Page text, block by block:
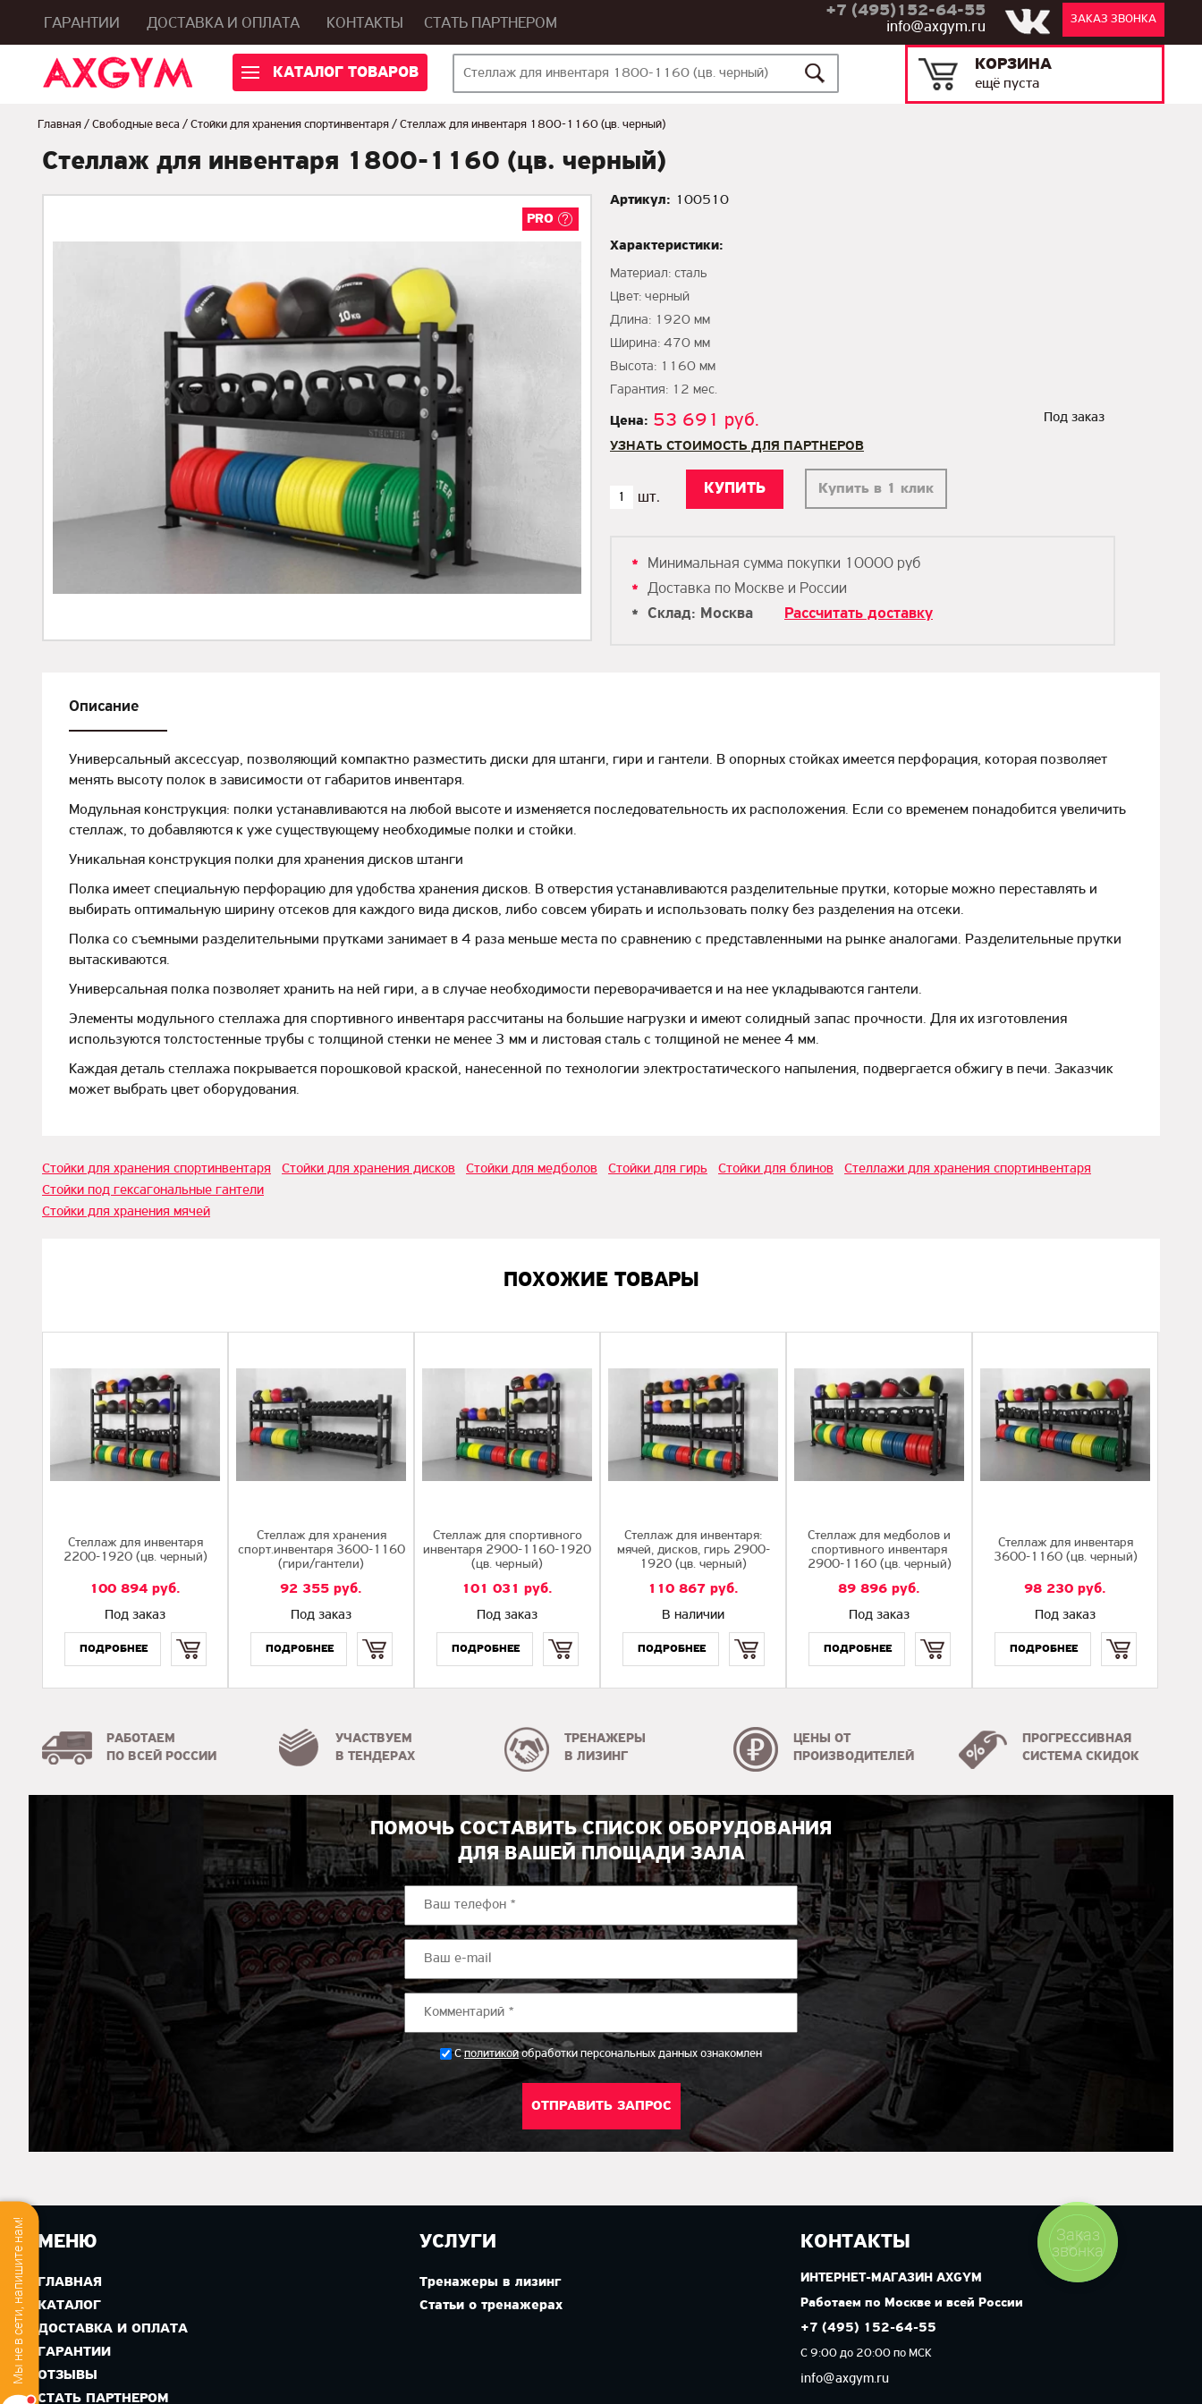
ГАРАНТИИ ДОСТАВКА И ОПЛАТА КОНТАКТЫ СТАТЬ ПАРТНЕРОМ ЗАКАЗ ЗВОНКА
+7 (495)152-64-55
info@axgym.ru
КАТАЛОГ ТОВАРОВ КОРЗИНА
ещё пуста
Главная / Свободные веса / Стойки для хранения спортинвентаря / Стеллаж для инвентаря 1800-1160 (цв. черный)
Стеллаж для инвентаря 1800-1160 (цв. черный)
PRO
Артикул: 100510
Характеристики:
Материал: сталь
Цвет: черный
Длина: 1920 мм
Ширина: 470 мм
Высота: 1160 мм
Гарантия: 12 мес.
Цена: 53 691 руб.
Под заказ
УЗНАТЬ СТОИМОСТЬ ДЛЯ ПАРТНЕРОВ
Купить в 1 клик
Минимальная сумма покупки 10000 руб
Доставка по Москве и России
Склад: Москва
Рассчитать доставку
Описание
Универсальный аксессуар, позволяющий компактно разместить диски для штанги, гири и гантели. В опорных стойках имеется перфорация, которая позволяет
менять высоту полок в зависимости от габаритов инвентаря.
Модульная конструкция: полки устанавливаются на любой высоте и изменяется последовательность их расположения. Если со временем понадобится увеличить
стеллаж, то добавляются к уже существующему необходимые полки и стойки.
Уникальная конструкция полки для хранения дисков штанги
Полка имеет специальную перфорацию для удобства хранения дисков. В отверстия устанавливаются разделительные прутки, которые можно переставлять и
выбирать оптимальную ширину отсеков для каждого вида дисков, либо совсем убирать и использовать полку без разделения на отсеки.
Полка со съемными разделительными прутками занимает в 4 раза меньше места по сравнению с представленными на рынке аналогами. Разделительные прутки
вытаскиваются.
Универсальная полка позволяет хранить на ней гири, а в случае необходимости переворачивается и на нее укладываются гантели.
Элементы модульного стеллажа для спортивного инвентаря рассчитаны на большие нагрузки и имеют солидный запас прочности. Для их изготовления
используются толстостенные трубы с толщиной стенки не менее 3 мм и листовая сталь с толщиной не менее 4 мм.
Каждая деталь стеллажа покрывается порошковой краской, нанесенной по технологии электростатического напыления, подвергается обжигу в печи. Заказчик
может выбрать цвет оборудования.
Стойки для хранения спортинвентаря Стойки для хранения дисков Стойки для медболов Стойки для гирь Стойки для блинов
Стеллажи для хранения спортинвентаря
Cтойки под гексагональные гантели
Стойки для хранения мячей
ПОХОЖИЕ ТОВАРЫ
Стеллаж для инвентаря
2200-1920 (цв. черный)
100 894 руб.
Под заказ
Стеллаж для хранения
спорт.инвентаря 3600-1160
(гири/гантели)
92 355 руб.
Под заказ
Стеллаж для спортивного
инвентаря 2900-1160-1920
(цв. черный)
101 031
руб.
Под заказ
Стеллаж для инвентаря:
мячей, дисков, гирь 2900-
1920 (цв. черный)
110 867 руб.
В наличии
Стеллаж для медболов и
спортивного инвентаря
2900-1160 (цв. черный)
89 896 руб.
Под заказ
Стеллаж для инвентаря
3600-1160 (цв. черный)
98 230 руб.
Под заказ
РАБОТАЕМ
ПО ВСЕЙ РОССИИ
УЧАСТВУЕМ
В ТЕНДЕРАХ
ТРЕНАЖЕРЫ
В ЛИЗИНГ
ЦЕНЫ ОТ
ПРОИЗВОДИТЕЛЕЙ
ПРОГРЕССИВНАЯ
СИСТЕМА СКИДОК
ПОМОЧЬ СОСТАВИТЬ СПИСОК ОБОРУДОВАНИЯ
ДЛЯ ВАШЕЙ ПЛОЩАДИ ЗАЛА
* Сполитикойобработки персональных данных ознакомлен
МЕНЮ
ГЛАВНАЯ
КАТАЛОГ
ДОСТАВКА И ОПЛАТА
ГАРАНТИИ
ОТЗЫВЫ
СТАТЬ ПАРТНЕРОМ
УСЛУГИ
Тренажеры в лизинг
Статьи о тренажерах
КОНТАКТЫ
ИНТЕРНЕТ-МАГАЗИН AXGYM
Работаем по Москве и всей России
+7 (495) 152-64-55
С 9:00 до 20:00 по МСК
info@axgym.ru
Заказ
звонка
Мы не в сети, напишите нам!